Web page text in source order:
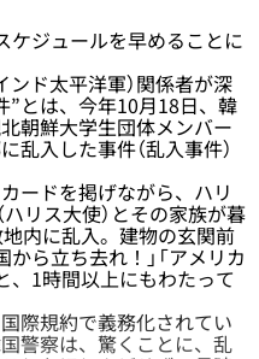
ケジュールを早めることに
ド太平洋軍）関係者が深
”とは、今年10月18日、韓
朝鮮大学生団体メンバー
入した事件（乱入事件）
ードを掲げながら、ハリ
リス大使）とその家族が暮
地内に乱入。建物の玄関前
ら立ち去れ！」「アメリカ
、1時間以上にもわたって
際規約で義務化されてい
警察は、驚くことに、乱